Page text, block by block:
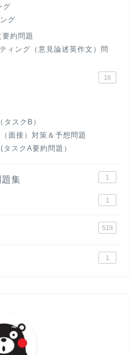
グ
グ
約問題
ィング（意見論述英作文）問
16
スクB）
面接）対策＆予想問題
スクA要約問題）
集 1
1
519
1
入試英語対策講座